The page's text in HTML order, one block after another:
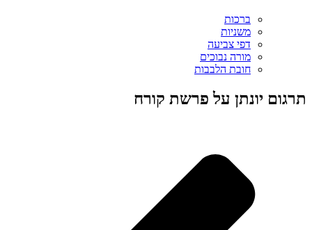
ברכות
משניות
דפי צביעה
מורה נבוכים
חובת הלבבות
תרגום יונתן על פרשת קורח